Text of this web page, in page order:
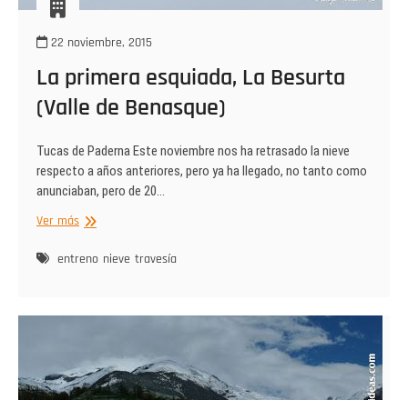
22 noviembre, 2015
La primera esquiada, La Besurta
(Valle de Benasque)
Tucas de Paderna Este noviembre nos ha retrasado la nieve
respecto a años anteriores, pero ya ha llegado, no tanto como
anunciaban, pero de 20…
Ver másLa
esquiada,
(Valle
entreno nieve travesía